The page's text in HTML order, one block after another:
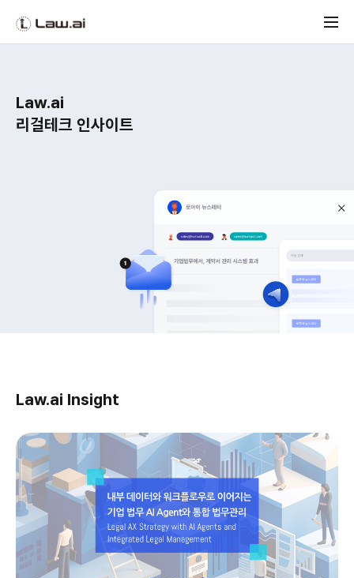
Law.ai
리걸테크 인사이트
Law.ai Insight